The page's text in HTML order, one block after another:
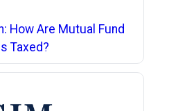
How Are Mutual Fund
Taxed?